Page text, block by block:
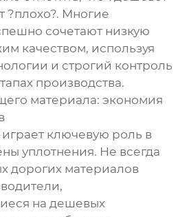
?плохо?. Многие
сочетают низкую
качеством, используя
и строгий контроль
производства.
материала: экономия
ключевую роль в
уплотнения. Не всегда
дорогих материалов
на дешевых